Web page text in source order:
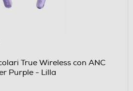
True Wireless con ANC
Purple - Lilla